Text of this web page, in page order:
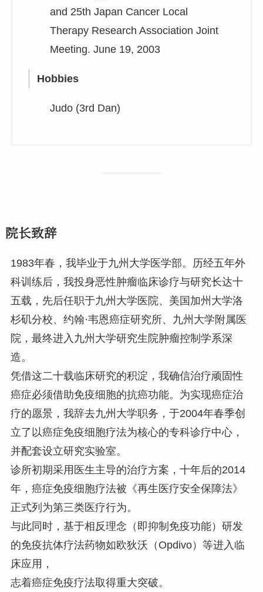
and 25th Japan Cancer Local
Therapy Research Association Joint
Meeting. June 19, 2003
Hobbies
Judo (3rd Dan)
院长致辞
1983年春，我毕业于九州大学医学部。历经五年外
科训练后，我投身恶性肿瘤临床诊疗与研究长达十
五载，先后任职于九州大学医院、美国加州大学洛
杉矶分校、约翰·韦恩癌症研究所、九州大学附属医
院，最终进入九州大学研究生院肿瘤控制学系深
造。
凭借这二十载临床研究的积淀，我确信治疗顽固性
癌症必须借助免疫细胞的抗癌功能。为实现癌症治
疗的愿景，我辞去九州大学职务，于2004年春季创
立了以癌症免疫细胞疗法为核心的专科诊疗中心，
并配套设立研究实验室。
诊所初期采用医生主导的治疗方案，十年后的2014
年，癌症免疫细胞疗法被《再生医疗安全保障法》
正式列为第三类医疗行为。
与此同时，基于相反理念（即抑制免疫功能）研发
的免疫抗体疗法药物如欧狄沃（Opdivo）等进入临
床应用，
志着癌症免疫疗法取得重大突破。